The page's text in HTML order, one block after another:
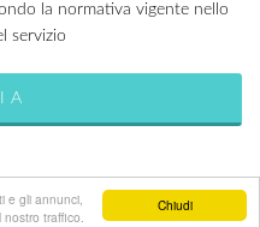
Chiudi
e gli annunci,
traffico.
la normativa vigente nello
servizio